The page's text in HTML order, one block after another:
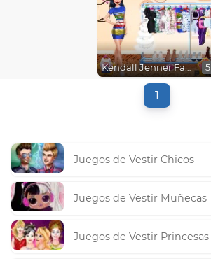
Kendall Jenner Fashion Style 5
1
Juegos de Vestir Chicos
Juegos de Vestir Muñecas
Juegos de Vestir Princesas